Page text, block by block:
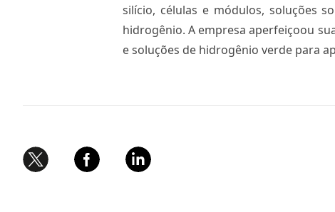
silício, células e módulos, soluções
hidrogênio. A empresa aperfeiçoou
e soluções de hidrogênio verde para